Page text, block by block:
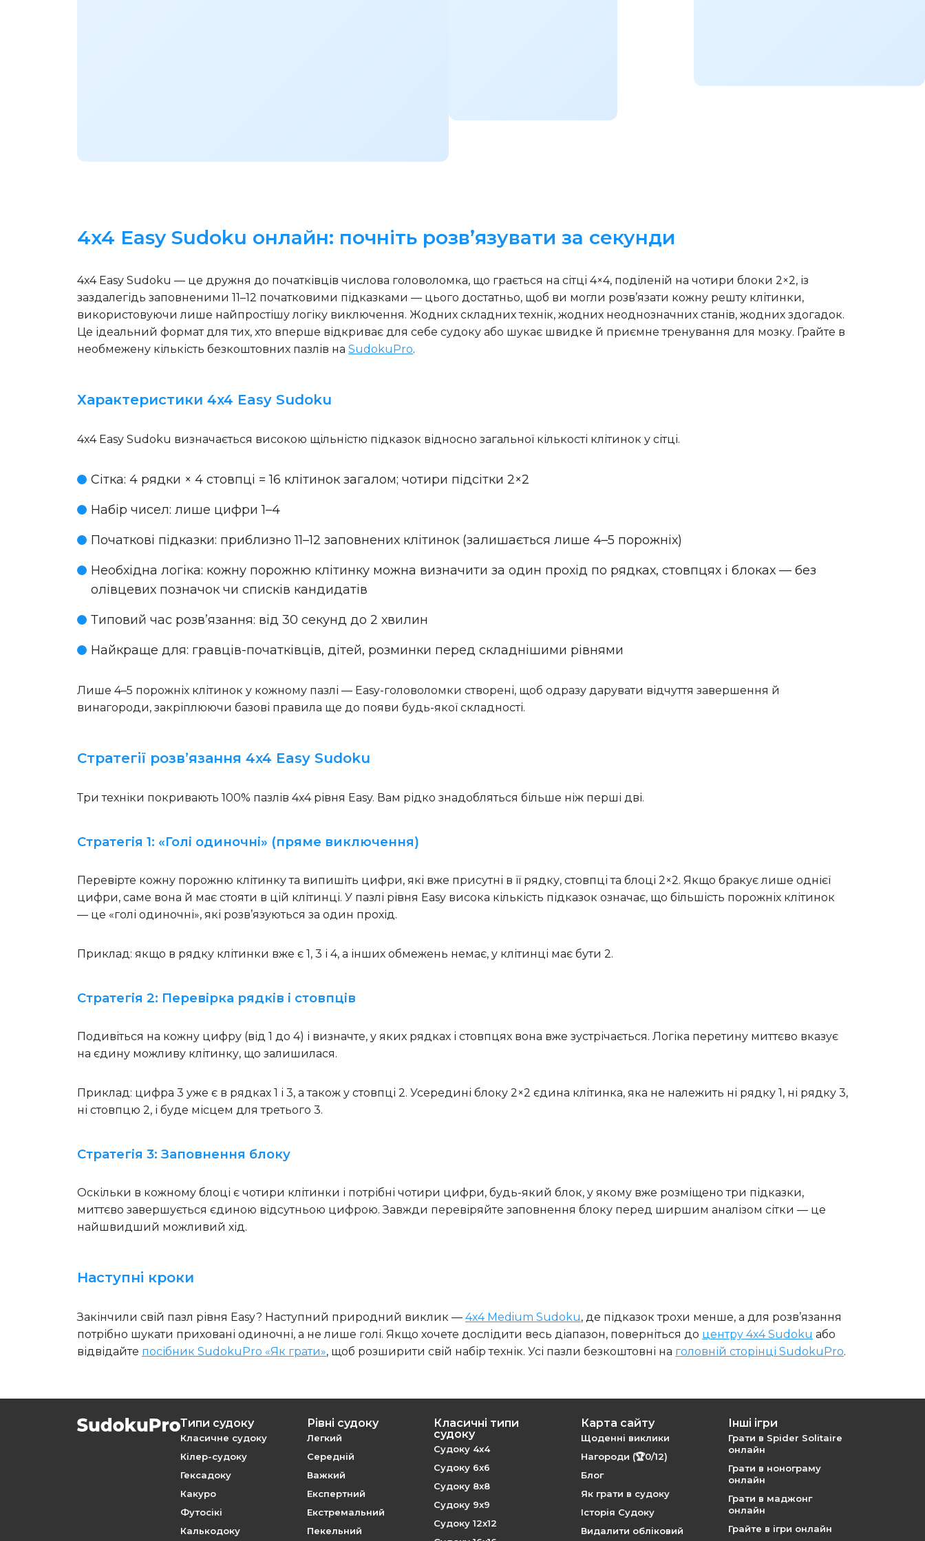
4x4 Easy Sudoku онлайн: почніть розв’язувати за секунди
4x4 Easy Sudoku — це дружня до початківців числова головоломка, що грається на сітці 4×4, поділеній на чотири блоки 2×2, із
заздалегідь заповненими 11–12 початковими підказками — цього достатньо, щоб ви могли розв’язати кожну решту клітинки,
використовуючи лише найпростішу логіку виключення. Жодних складних технік, жодних неоднозначних станів, жодних здогадок.
Це ідеальний формат для тих, хто вперше відкриває для себе судоку або шукає швидке й приємне тренування для мозку. Грайте в
необмежену кількість безкоштовних пазлів на SudokuPro.
Характеристики 4x4 Easy Sudoku
4x4 Easy Sudoku визначається високою щільністю підказок відносно загальної кількості клітинок у сітці.
Сітка: 4 рядки × 4 стовпці = 16 клітинок загалом; чотири підсітки 2×2
Набір чисел: лише цифри 1–4
Початкові підказки: приблизно 11–12 заповнених клітинок (залишається лише 4–5 порожніх)
Необхідна логіка: кожну порожню клітинку можна визначити за один прохід по рядках, стовпцях і блоках — без
олівцевих позначок чи списків кандидатів
Типовий час розв’язання: від 30 секунд до 2 хвилин
Найкраще для: гравців-початківців, дітей, розминки перед складнішими рівнями
Лише 4–5 порожніх клітинок у кожному пазлі — Easy-головоломки створені, щоб одразу дарувати відчуття завершення й
винагороди, закріплюючи базові правила ще до появи будь-якої складності.
Стратегії розв’язання 4x4 Easy Sudoku
Три техніки покривають 100% пазлів 4x4 рівня Easy. Вам рідко знадобляться більше ніж перші дві.
Стратегія 1: «Голі одиночні» (пряме виключення)
Перевірте кожну порожню клітинку та випишіть цифри, які вже присутні в її рядку, стовпці та блоці 2×2. Якщо бракує лише однієї
цифри, саме вона й має стояти в цій клітинці. У пазлі рівня Easy висока кількість підказок означає, що більшість порожніх клітинок
— це «голі одиночні», які розв’язуються за один прохід.
Приклад: якщо в рядку клітинки вже є 1, 3 і 4, а інших обмежень немає, у клітинці має бути 2.
Стратегія 2: Перевірка рядків і стовпців
Подивіться на кожну цифру (від 1 до 4) і визначте, у яких рядках і стовпцях вона вже зустрічається. Логіка перетину миттєво вказує
на єдину можливу клітинку, що залишилася.
Приклад: цифра 3 уже є в рядках 1 і 3, а також у стовпці 2. Усередині блоку 2×2 єдина клітинка, яка не належить ні рядку 1, ні рядку 3,
ні стовпцю 2, і буде місцем для третього 3.
Стратегія 3: Заповнення блоку
Оскільки в кожному блоці є чотири клітинки і потрібні чотири цифри, будь-який блок, у якому вже розміщено три підказки,
миттєво завершується єдиною відсутньою цифрою. Завжди перевіряйте заповнення блоку перед ширшим аналізом сітки — це
найшвидший можливий хід.
Наступні кроки
Закінчили свій пазл рівня Easy? Наступний природний виклик — 4x4 Medium Sudoku, де підказок трохи менше, а для розв’язання
потрібно шукати приховані одиночні, а не лише голі. Якщо хочете дослідити весь діапазон, поверніться до центру 4x4 Sudoku або
відвідайте посібник SudokuPro «Як грати», щоб розширити свій набір технік. Усі пазли безкоштовні на головній сторінці SudokuPro.
Типи судоку
Класичне судоку
Кілер-судоку
Гексадоку
Какуро
Футосікі
Калькодоку
Рівні судоку
Легкий
Середній
Важкий
Експертний
Екстремальний
Пекельний
Класичні типи
судоку
Судоку 4x4
Судоку 6x6
Судоку 8x8
Судоку 9x9
Судоку 12x12
Карта сайту
Щоденні виклики
Нагороди (🏆0/12)
Блог
Як грати в судоку
Історія Судоку
Видалити обліковий
Інші ігри
Грати в Spider Solitaire
онлайн
Грати в нонограму
онлайн
Грати в маджонг
онлайн
Грайте в ігри онлайн